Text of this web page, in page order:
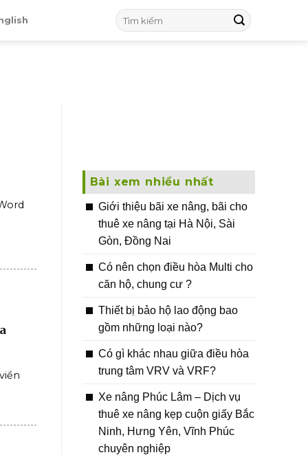
Bài xem nhiều nhất
Giới thiệu bãi xe nâng, bãi cho
thuê xe nâng tại Hà Nội, Sài
Gòn, Đồng Nai
Có nên chọn điều hòa Multi cho
căn hộ, chung cư ?
Thiết bị bảo hộ lao động bao
gồm những loại nào?
Có gì khác nhau giữa điều hòa
trung tâm VRV và VRF?
Xe nâng Phúc Lâm – Dịch vụ
thuê xe nâng kẹp cuộn giấy Bắc
Ninh, Hưng Yên, Vĩnh Phúc
chuyên nghiệp